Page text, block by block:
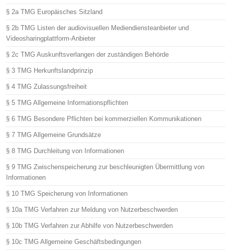
§ 2a TMG Europäisches Sitzland
§ 2b TMG Listen der audiovisuellen Mediendiensteanbieter und
Videosharingplattform-Anbieter
§ 2c TMG Auskunftsverlangen der zuständigen Behörde
§ 3 TMG Herkunftslandprinzip
§ 4 TMG Zulassungsfreiheit
§ 5 TMG Allgemeine Informationspflichten
§ 6 TMG Besondere Pflichten bei kommerziellen Kommunikationen
§ 7 TMG Allgemeine Grundsätze
§ 8 TMG Durchleitung von Informationen
§ 9 TMG Zwischenspeicherung zur beschleunigten Übermittlung von
Informationen
§ 10 TMG Speicherung von Informationen
§ 10a TMG Verfahren zur Meldung von Nutzerbeschwerden
§ 10b TMG Verfahren zur Abhilfe von Nutzerbeschwerden
§ 10c TMG Allgemeine Geschäftsbedingungen